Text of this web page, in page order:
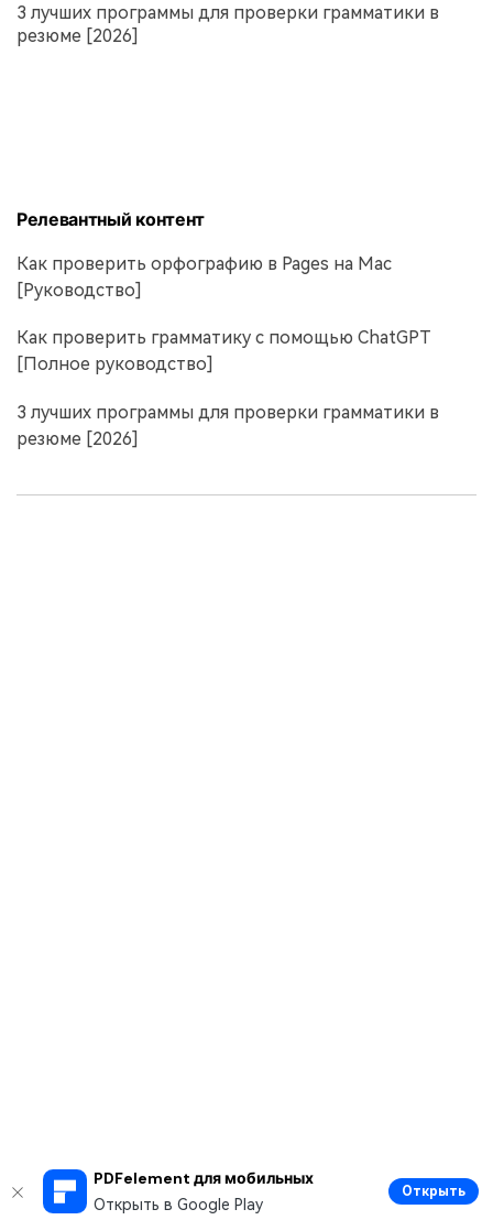
PDFelement для мобильных
Открыть в Google Play
Открыть
3 лучших программы для проверки грамматики в
резюме [2026]
Релевантный контент
Как проверить орфографию в Pages на Mac
[Руководство]
Как проверить грамматику с помощью ChatGPT
[Полное руководство]
3 лучших программы для проверки грамматики в
резюме [2026]